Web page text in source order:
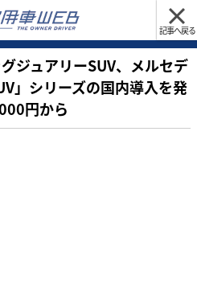
記事へ戻る
ジュアリーSUV、メルセデ
」シリーズの国内導入を発
円から